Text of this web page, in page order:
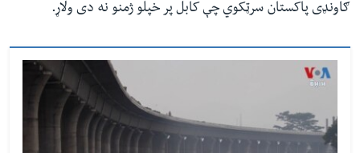
ګاونډی پاکستان سرټکوي چې کابل پر خپلو ژمنو نه دی ولاړ.